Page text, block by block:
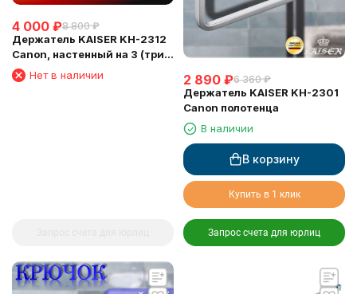
4 000 ₽8 800 ₽
Держатель KAISER KH-2312
Canon, настенный на 3 (три)
освежителя воздуха
Нет в наличии 2 890 ₽6 360 ₽
Держатель KAISER KH-2301
Canon полотенца
В наличии
В корзину
Купить в 1 клик
Запрос счета для юрлиц